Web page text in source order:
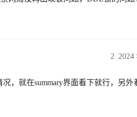
2024
2
，就在summary界面看下就行，另外